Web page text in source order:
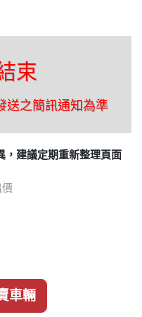
束
送之簡訊通知為準
，建議定期重新整理頁面
車輛